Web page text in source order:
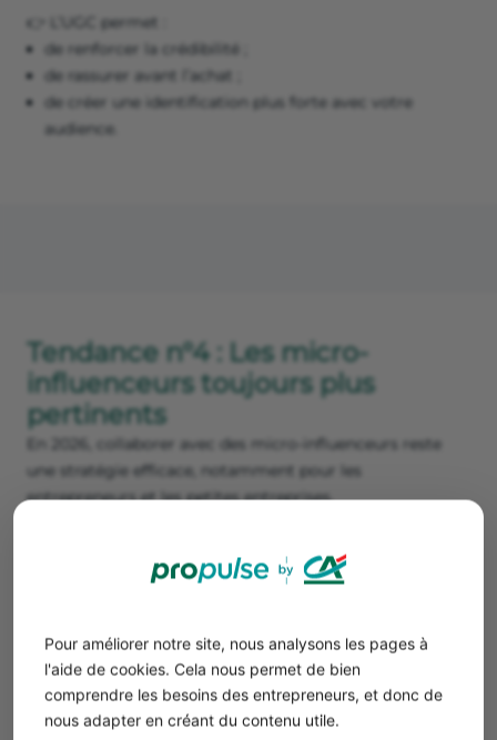
Pour améliorer notre site, nous analysons les pages à
l'aide de cookies. Cela nous permet de bien
comprendre les besoins des entrepreneurs, et donc de
nous adapter en créant du contenu utile.
👉 L’UGC permet :
de renforcer la crédibilité ;
de rassurer avant l’achat ;
de créer une identification plus forte avec votre
audience.
Tendance n°4 : Les micro-
influenceurs toujours plus
pertinents
En 2026, collaborer avec des micro-influenceurs reste
une stratégie efficace, notamment pour les
entrepreneurs et les petites entreprises.
s’adressent à des communautés ciblées ;
génèrent souvent plus d’engagement ;
Bon à savoir
Une collaboration réussie repose avant tout sur
la cohérence des valeurs et de l’audience, plus